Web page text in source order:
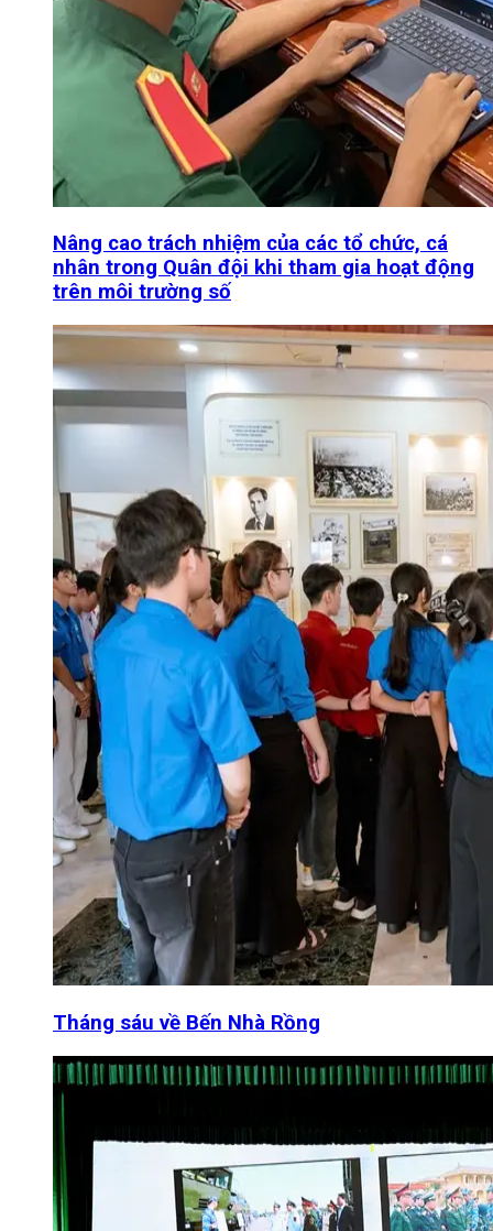
Nâng cao trách nhiệm của các tổ chức, cá
nhân trong Quân đội khi tham gia hoạt động
trên môi trường số
Tháng sáu về Bến Nhà Rồng